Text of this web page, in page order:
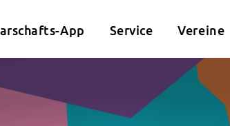
App Service Vereine